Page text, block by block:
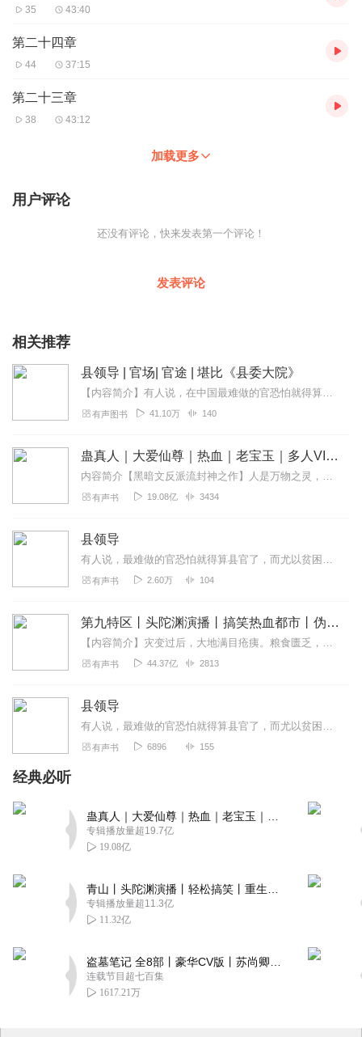
35 43:40
第二十四章
44 37:15
第二十三章
38 43:12
加载更多
用户评论
还没有评论，快来发表第一个评论！
发表评论
相关推荐
县领导 | 官场| 官途 | 堪比《县委大院》
【内容简介】有人说，在中国最难做的官恐怕就得算县官了，而尤以贫困县的县官为最。志存高远的滕柯文走马上任不久，就使国家级贫困县西府县的面貌为之一新，因此深受百姓信...
有声图书 41.10万 140
蛊真人｜大爱仙尊｜热血｜老宝玉｜多人VIP免费有声剧
内容简介【黑暗文反派流封神之作】人是万物之灵，蛊是天地真精。一个穿越者不断重生的故事。一个养蛊、炼蛊、用蛊的奇特世界。配音组（男角色）老宝玉旁白...
有声书 19.08亿 3434
县领导
有人说，最难做的官恐怕就得算县官了，而尤以贫困县的县官为最。志存高远的腾柯文走马上任不久，就使国家级贫困县西府县的面貌为之一新，因此深受百姓信赖和上级赏识。人生...
有声书 2.60万 104
第九特区丨头陀渊演播丨搞笑热血都市丨伪戒丨VIP免费多人有声剧
【内容简介】灾变过后，大地满目疮痍。粮食匮乏，资源紧俏，局势混乱……一位从待规划区杀出来的青年，背对着漫天黄沙，孤身来到九区谋生，却不曾想偶然结识三五好友，一念...
有声书 44.37亿 2813
县领导
有人说，最难做的官恐怕就得算县官了，而尤以贫困县的县官为最。志存高远的柯文走马上任不久，就使国家级贫困县西府县的面貌为之一新，因此深受百姓信赖和上级赏识。人生之...
有声书 6896 155
经典必听
专辑播放量超19.7亿
19.08亿
专辑播放量超11.3亿
11.32亿
连载节目超七百集
1617.21万